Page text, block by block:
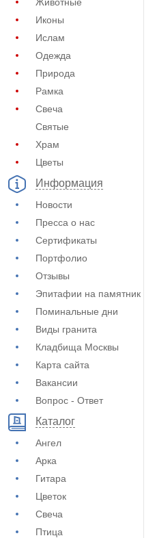
Иконы
Ислам
Одежда
Природа
Рамка
Свеча
Святые
Храм
Цветы
Информация
Новости
Пресса о нас
Сертификаты
Портфолио
Отзывы
Эпитафии на памятник
Поминальные дни
Виды гранита
Кладбища Москвы
Карта сайта
Вакансии
Вопрос - Ответ
Каталог
Ангел
Арка
Гитара
Цветок
Свеча
Птица